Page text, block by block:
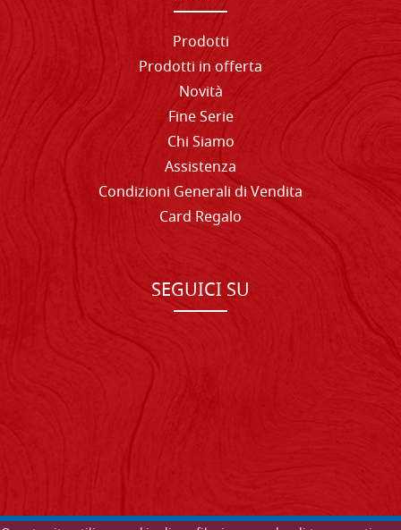
Prodotti
Prodotti in offerta
Novità
Fine Serie
Chi Siamo
Assistenza
Condizioni Generali di Vendita
Card Regalo
SEGUICI SU